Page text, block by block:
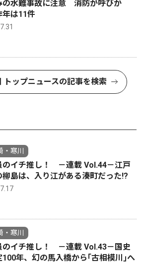
の水難事故に注意 消防が呼びか
は11件
トップニュースの記事を検索
・寒川
のイチ推し！ －連載 Vol.44－江戸
柳島は、入り江がある湊町だった!?
・寒川
のイチ推し！ －連載 Vol.43－国史
100年、幻の馬入橋から｢古相模川｣へ